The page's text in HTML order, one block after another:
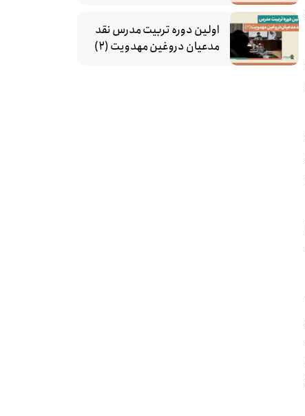
اولین دوره تربیت مدرس نقد
مدعیان دروغین مهدویت (۲)